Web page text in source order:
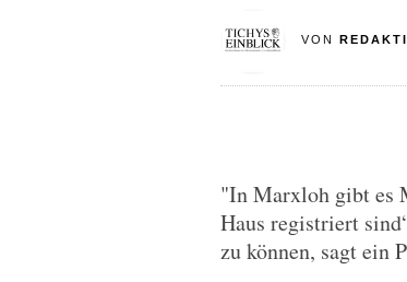
VON
"In Marxloh gibt es
Haus registriert
zu können, sagt ein